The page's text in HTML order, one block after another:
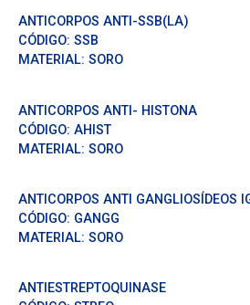
ANTICORPOS ANTI-SSB(LA)
CÓDIGO: SSB
MATERIAL: SORO
ANTICORPOS ANTI- HISTONA
CÓDIGO: AHIST
MATERIAL: SORO
ANTICORPOS ANTI GANGLIOSÍDEOS
CÓDIGO: GANGG
MATERIAL: SORO
ANTIESTREPTOQUINASE